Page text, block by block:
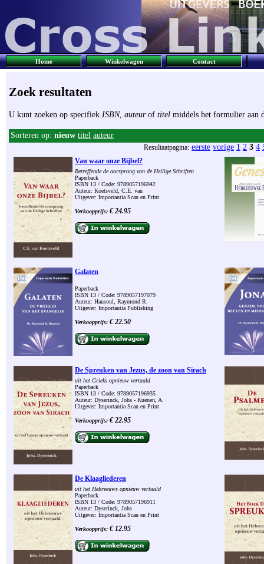
Home Winkelwagen Contact
Zoek resultaten
U kunt zoeken op specifiek ISBN, auteurof titel middels het formulier aan
Sorteren op: nieuw titel auteur
Resultaatpagina: eerste vorige 1 2 3 4
Van waar onze Bijbel?
Betreffende de oorsprong van de Heilige Schriften
Paperback
ISBN 13 / Code: 9789057196942
Auteur: Koetsveld, C.E. van
Uitgever: Importantia Scan en Print
Verkoopprijs: € 24.95
Galaten
Paperback
ISBN 13 / Code: 9789057197079
Auteur: Hausoul, Raymond R.
Uitgever: Importantia Publishing
Verkoopprijs: € 22.50
De Spreuken van Jezus, de zoon van Sirach
uit het Grieks opnieuw vertaald
Paperback
ISBN 13 / Code: 9789057196935
Auteur: Dyserinck, Johs - Kuenen, A.
Uitgever: Importantia Scan en Print
Verkoopprijs: € 22.95
De Klaagliederen
uit het Hebreeuws opnieuw vertaald
Paperback
ISBN 13 / Code: 9789057196911
Auteur: Dyserinck, Johs
Uitgever: Importantia Scan en Print
Verkoopprijs: € 12.95